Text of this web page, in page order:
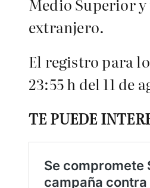
Medio Superior y
extranjero.
El registro para
23:55 h del 11 de
TE PUEDE